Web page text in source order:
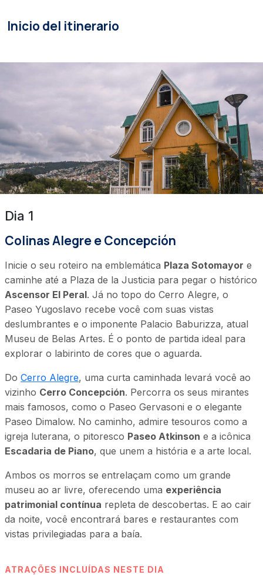
Inicio del itinerario
Dia 1
Colinas Alegre e Concepción
Inicie o seu roteiro na emblemática Plaza Sotomayor e
caminhe até a Plaza de la Justicia para pegar o histórico
Ascensor El Peral. Já no topo do Cerro Alegre, o
Paseo Yugoslavo recebe você com suas vistas
deslumbrantes e o imponente Palacio Baburizza, atual
Museu de Belas Artes. É o ponto de partida ideal para
explorar o labirinto de cores que o aguarda.
Do Cerro Alegre, uma curta caminhada levará você ao
vizinho Cerro Concepción. Percorra os seus mirantes
mais famosos, como o Paseo Gervasoni e o elegante
Paseo Dimalow. No caminho, admire tesouros como a
igreja luterana, o pitoresco Paseo Atkinson e a icônica
Escadaria de Piano, que unem a história e a arte local.
Ambos os morros se entrelaçam como um grande
museu ao ar livre, oferecendo uma experiência
patrimonial contínua repleta de descobertas. E ao cair
da noite, você encontrará bares e restaurantes com
vistas privilegiadas para a baía.
ATRAÇÕES INCLUÍDAS NESTE DIA